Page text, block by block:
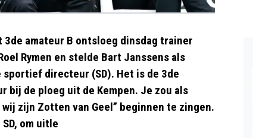
3de amateur B ontsloeg dinsdag trainer
Rymen en stelde Bart Janssens als
sportief directeur (SD). Het is de 3de
de ploeg uit de Kempen. Je zou als
zijn Zotten van Geel” beginnen te zingen.
om uitle